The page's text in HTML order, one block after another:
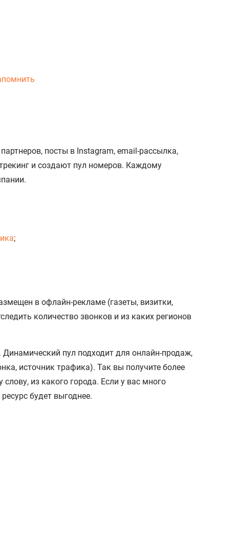
посты в Instagram, email-рассылка,
и создают пул номеров. Каждому
;
в офлайн-рекламе (газеты, визитки,
количество звонков и из каких регионов
пул подходит для онлайн-продаж,
источник трафика). Так вы получите более
из какого города. Если у вас много
будет выгоднее.